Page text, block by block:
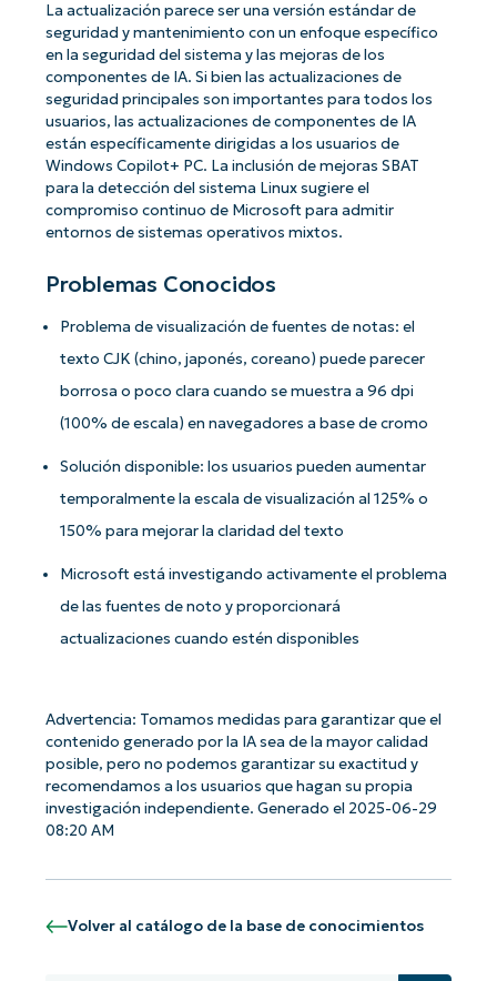
La actualización parece ser una versión estándar de
seguridad y mantenimiento con un enfoque específico
en la seguridad del sistema y las mejoras de los
componentes de IA. Si bien las actualizaciones de
seguridad principales son importantes para todos los
usuarios, las actualizaciones de componentes de IA
están específicamente dirigidas a los usuarios de
Windows Copilot+ PC. La inclusión de mejoras SBAT
para la detección del sistema Linux sugiere el
compromiso continuo de Microsoft para admitir
entornos de sistemas operativos mixtos.
Problemas Conocidos
Problema de visualización de fuentes de notas: el
texto CJK (chino, japonés, coreano) puede parecer
borrosa o poco clara cuando se muestra a 96 dpi
(100% de escala) en navegadores a base de cromo
Solución disponible: los usuarios pueden aumentar
temporalmente la escala de visualización al 125% o
150% para mejorar la claridad del texto
Microsoft está investigando activamente el problema
de las fuentes de noto y proporcionará
actualizaciones cuando estén disponibles
Advertencia: Tomamos medidas para garantizar que el
contenido generado por la IA sea de la mayor calidad
posible, pero no podemos garantizar su exactitud y
recomendamos a los usuarios que hagan su propia
investigación independiente. Generado el 2025-06-29
08:20 AM
Volver al catálogo de la base de conocimientos